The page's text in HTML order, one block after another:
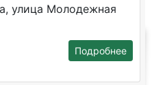
улица Молодежная
Подробнее